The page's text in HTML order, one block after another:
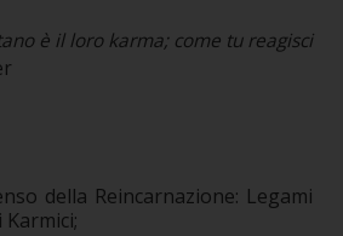
è il loro karma; come tu reagisci
della Reincarnazione: Legami